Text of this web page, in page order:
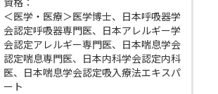
資格：
＜医学・医療＞医学博士、日本呼吸器学
会認定呼吸器専門医、日本アレルギー学
会認定アレルギー専門医、日本喘息学会
認定喘息専門医、日本内科学会認定内科
医、日本喘息学会認定吸入療法エキスパ
ート